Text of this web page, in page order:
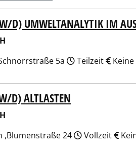
D) UMWELTANALYTIK IM
5a
Teilzeit
D) ALTLASTEN
,Blumenstraße 24
Vollzeit